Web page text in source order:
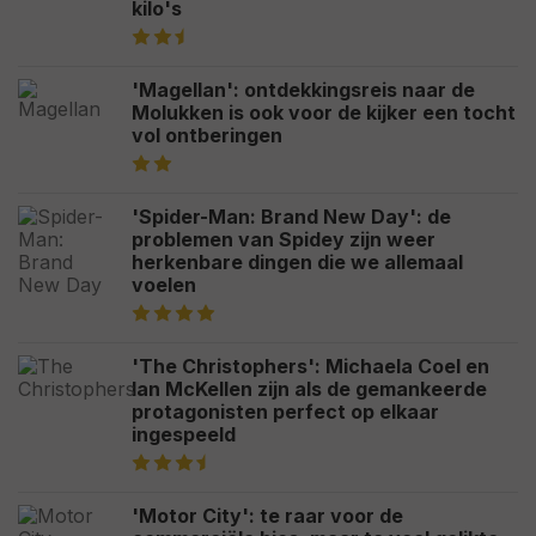
kilo's
'Magellan': ontdekkingsreis naar de
Molukken is ook voor de kijker een tocht
vol ontberingen
'Spider-Man: Brand New Day': de
problemen van Spidey zijn weer
herkenbare dingen die we allemaal
voelen
'The Christophers': Michaela Coel en
Ian McKellen zijn als de gemankeerde
protagonisten perfect op elkaar
ingespeeld
'Motor City': te raar voor de